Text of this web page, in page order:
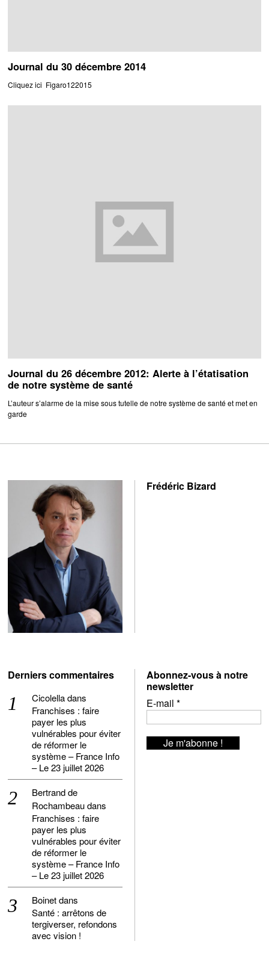
Journal du 30 décembre 2014
Cliquez ici Figaro122015
Journal du 26 décembre 2012: Alerte à l’étatisation
de notre système de santé
L’auteur s’alarme de la mise sous tutelle de notre système de santé et met en
garde
Frédéric Bizard
Derniers commentaires
Cicolelladans
Franchises : faire
payer les plus
vulnérables pour éviter
de réformer le
système – France Info
– Le 23 juillet 2026
Bertrand de
Rochambeaudans
Franchises : faire
payer les plus
vulnérables pour éviter
de réformer le
système – France Info
– Le 23 juillet 2026
Boinetdans
Santé : arrêtons de
tergiverser, refondons
avec vision !
Abonnez-vous à notre
newsletter
E-mail *